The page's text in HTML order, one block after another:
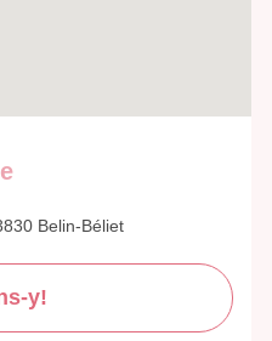
Belin-Béliet
y!